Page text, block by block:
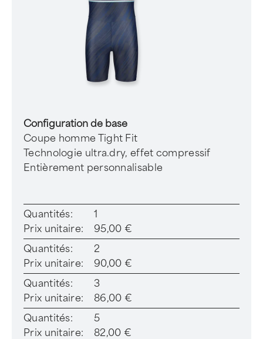
Configuration de base
Coupe homme Tight Fit
Technologie ultra.dry, effet compressif
Entièrement personnalisable
Quantités:
1
Prix unitaire:
95,00 €
Quantités:
2
Prix unitaire:
90,00 €
Quantités:
3
Prix unitaire:
86,00 €
Quantités:
5
Prix unitaire:
82,00 €